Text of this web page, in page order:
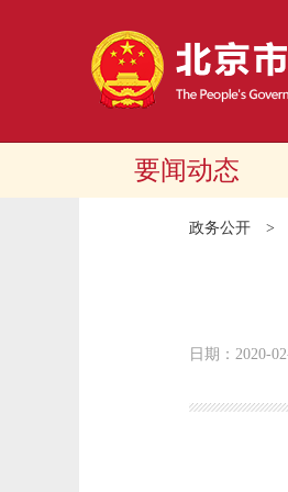
要闻动态
政务公开 >
日期：2020-